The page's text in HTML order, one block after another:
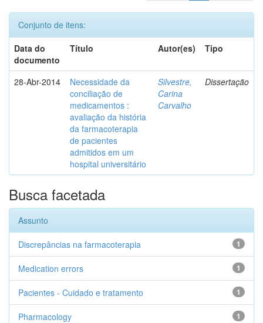
Conjunto de itens:
Data do
documento
Título Autor(es) Tipo
28-Abr-2014
Necessidade da
conciliação de
medicamentos :
avaliação da história
da farmacoterapia
de pacientes
admitidos em um
hospital universitário
Silvestre,
Carina
Carvalho
Dissertação
Busca facetada
Assunto
1
Discrepâncias na farmacoterapia
1
Medication errors
1
Pacientes - Cuidado e tratamento
1
Pharmacology